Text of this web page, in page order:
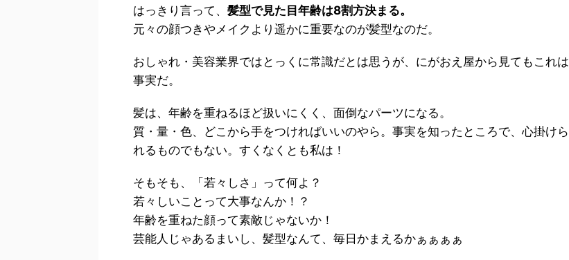
はっきり言って、 髪型で見た目年齢は8割方決まる。
元々の顔つきやメイクより遥かに重要なのが髪型なのだ。
おしゃれ・美容業界ではとっくに常識だとは思うが、にがおえ屋から見てもこれは
事実だ。
髪は、年齢を重ねるほど扱いにくく、面倒なパーツになる。
質・量・色、どこから手をつければいいのやら。事実を知ったところで、心掛けら
れるものでもない。すくなくとも私は！
そもそも、「若々しさ」って何よ？
若々しいことって大事なんか！？
年齢を重ねた顔って素敵じゃないか！
芸能人じゃあるまいし、髪型なんて、毎日かまえるかぁぁぁぁ